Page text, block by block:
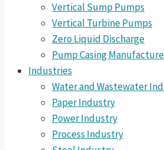
Vertical Sump Pumps
Vertical Turbine Pumps
Zero Liquid Discharge
Pump Casing
Industries
Water and Wastewater
Paper Industry
Power Industry
Process Industry